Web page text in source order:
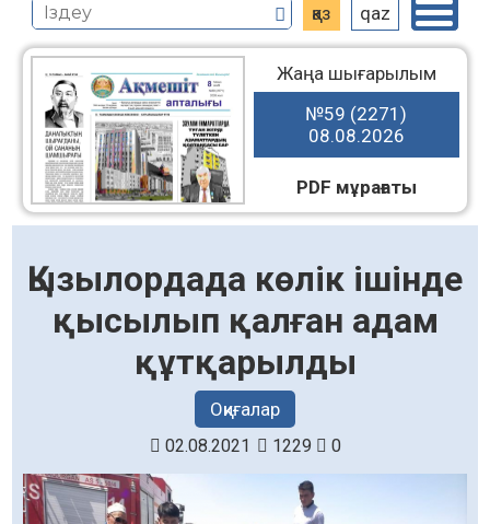
қаз qaz
Жаңа шығарылым
№59 (2271)
08.08.2026
PDF мұрағаты
Қызылордада көлік ішінде
қысылып қалған адам
құтқарылды
Оқиғалар
02.08.2021 1229 0